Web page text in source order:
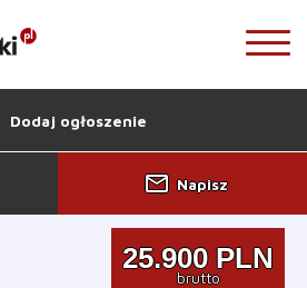
Dodaj ogłoszenie
25.900 PLN
brutto
mail_outline Napisz